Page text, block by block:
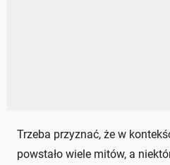
Trzeba przyznać, że w
powstało wiele mitów, a